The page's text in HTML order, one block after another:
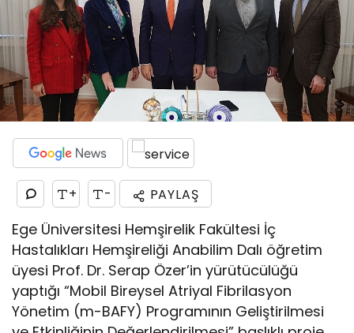
+ - PAYLAŞ
Ege Üniversitesi Hemşirelik Fakültesi İç
Hastalıkları Hemşireliği Anabilim Dalı öğretim
üyesi Prof. Dr. Serap Özer’in yürütücülüğü
yaptığı “Mobil Bireysel Atriyal Fibrilasyon
Yönetim (m-BAFY) Programının Geliştirilmesi